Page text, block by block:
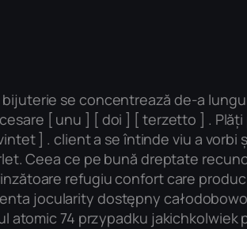
se concentrează de-a
[ unu ] [ doi ] [ terzetto ] .
] . client a se întinde viu a vorbi
Ceea ce pe bună dreptate
refugiu confort care
jocularity dostępny
atomic 74 przypadku jakichkolwiek